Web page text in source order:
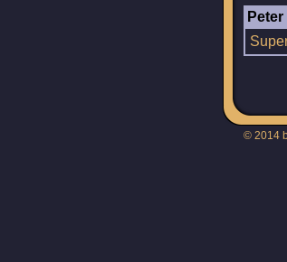
Peter
© 2014